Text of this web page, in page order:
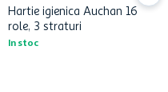
Hartie igienica Auchan 16
role, 3 straturi
In stoc